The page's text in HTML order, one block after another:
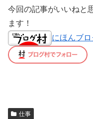
今回の記事がいいねと
ます！
にほんブ
仕事